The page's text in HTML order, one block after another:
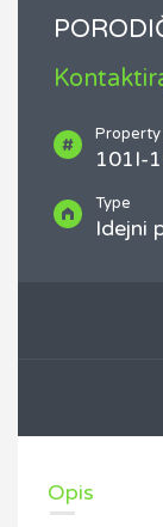
Property
101I-
Type
Idejni
Opis